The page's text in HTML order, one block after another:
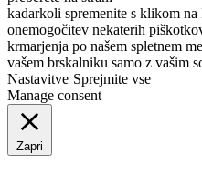
kadarkoli spremenite s klikom
onemogočitev nekaterih
krmarjenja po našem spletnem
vašem brskalniku samo z vašim
Nastavitve Sprejmite vse
Manage consent
Zapri